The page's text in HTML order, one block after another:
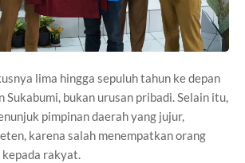
lima hingga sepuluh tahun ke depan
Sukabumi, bukan urusan pribadi. Selain itu,
pimpinan daerah yang jujur,
karena salah menempatkan orang
rakyat.